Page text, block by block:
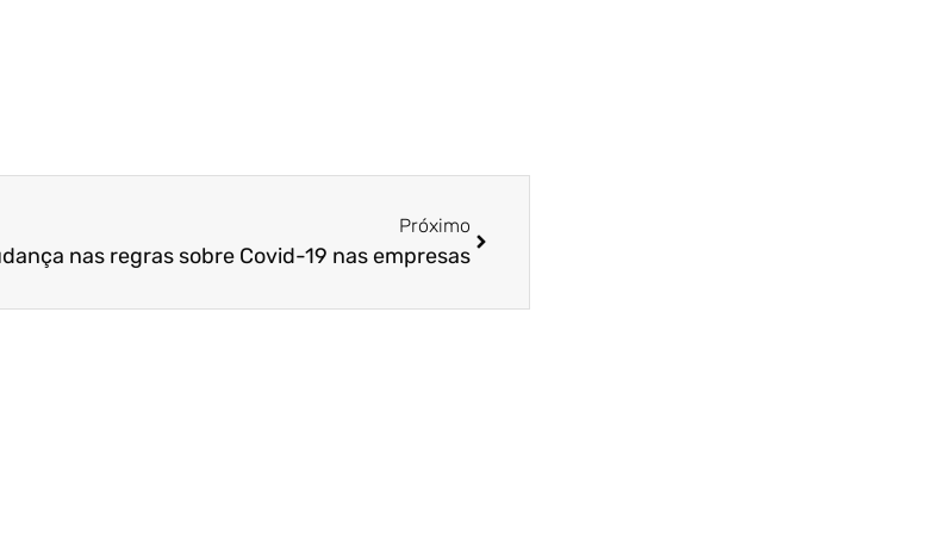
Próximo
nas regras sobre Covid-19 nas empresas